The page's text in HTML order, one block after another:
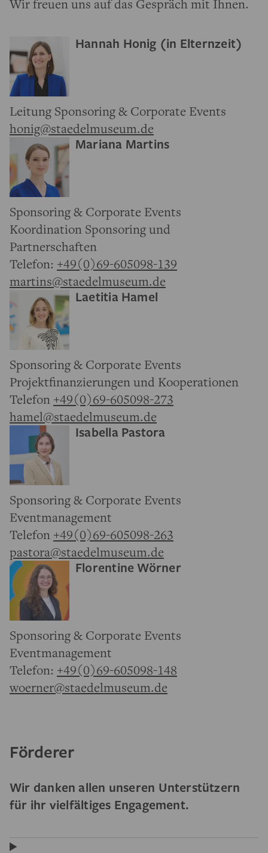
Wir freuen uns auf das Gespräch mit Ihnen.
Hannah Honig (in Elternzeit)
Leitung Sponsoring & Corporate Events
honig@staedelmuseum.de
Mariana Martins
Sponsoring & Corporate Events
Koordination Sponsoring und
Partnerschaften
Telefon: +49(0)69-605098-139
martins@staedelmuseum.de
Laetitia Hamel
Sponsoring & Corporate Events
Projektfinanzierungen und Kooperationen
Telefon +49(0)69-605098-273
hamel@staedelmuseum.de
Isabella Pastora
Sponsoring & Corporate Events
Eventmanagement
Telefon +49(0)69-605098-263
pastora@staedelmuseum.de
Florentine Wörner
Sponsoring & Corporate Events
Eventmanagement
Telefon: +49(0)69-605098-148
woerner@staedelmuseum.de
Förderer
Wir danken allen unseren Unterstützern
für ihr vielfältiges Engagement.